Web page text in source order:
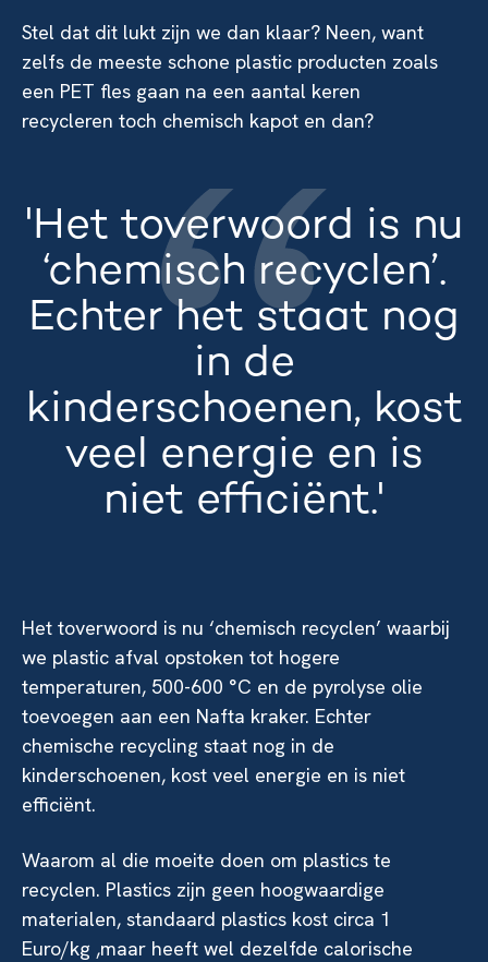
Stel dat dit lukt zijn we dan klaar? Neen, want
zelfs de meeste schone plastic producten zoals
een PET fles gaan na een aantal keren
recycleren toch chemisch kapot en dan?
'Het toverwoord is nu
‘chemisch recyclen’.
Echter het staat nog
in de
kinderschoenen, kost
veel energie en is
niet efficiënt.'
Het toverwoord is nu ‘chemisch recyclen’ waarbij
we plastic afval opstoken tot hogere
temperaturen, 500-600 °C en de pyrolyse olie
toevoegen aan een Nafta kraker. Echter
chemische recycling staat nog in de
kinderschoenen, kost veel energie en is niet
efficiënt.
Waarom al die moeite doen om plastics te
recyclen. Plastics zijn geen hoogwaardige
materialen, standaard plastics kost circa 1
Euro/kg ,maar heeft wel dezelfde calorische